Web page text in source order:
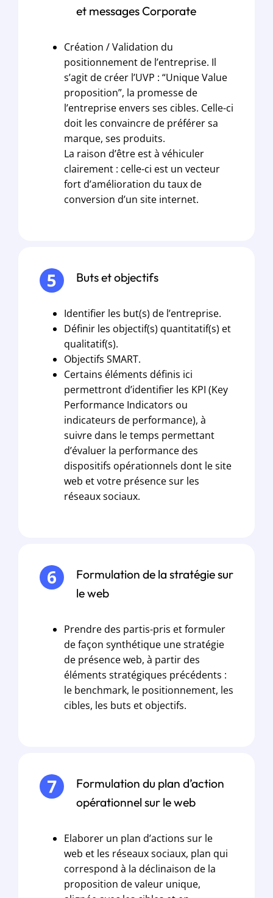
et messages Corporate
Création / Validation du
positionnement de l’entreprise. Il
s’agit de créer l’UVP : “Unique Value
proposition”, la promesse de
l’entreprise envers ses cibles. Celle-ci
doit les convaincre de préférer sa
marque, ses produits.
La raison d’être est à véhiculer
clairement : celle-ci est un vecteur
fort d’amélioration du taux de
conversion d’un site internet.
Buts et objectifs
Identifier les but(s) de l’entreprise.
Définir les objectif(s) quantitatif(s) et
qualitatif(s).
Objectifs SMART.
Certains éléments définis ici
permettront d’identifier les KPI (Key
Performance Indicators ou
indicateurs de performance), à
suivre dans le temps permettant
d’évaluer la performance des
dispositifs opérationnels dont le site
web et votre présence sur les
réseaux sociaux.
Formulation de la stratégie sur
le web
Prendre des partis-pris et formuler
de façon synthétique une stratégie
de présence web, à partir des
éléments stratégiques précédents :
le benchmark, le positionnement, les
cibles, les buts et objectifs.
Formulation du plan d’action
opérationnel sur le web
Elaborer un plan d’actions sur le
web et les réseaux sociaux, plan qui
correspond à la déclinaison de la
proposition de valeur unique,